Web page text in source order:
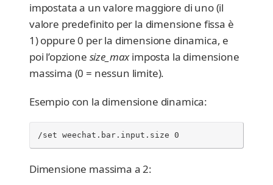
impostata a un valore maggiore di uno (il
valore predefinito per la dimensione fissa è
1) oppure 0 per la dimensione dinamica, e
poi l’opzione size_maximposta la dimensione
massima (0 = nessun limite).
Esempio con la dimensione dinamica:
/set weechat.bar.input.size 0
Dimensione massima a 2: